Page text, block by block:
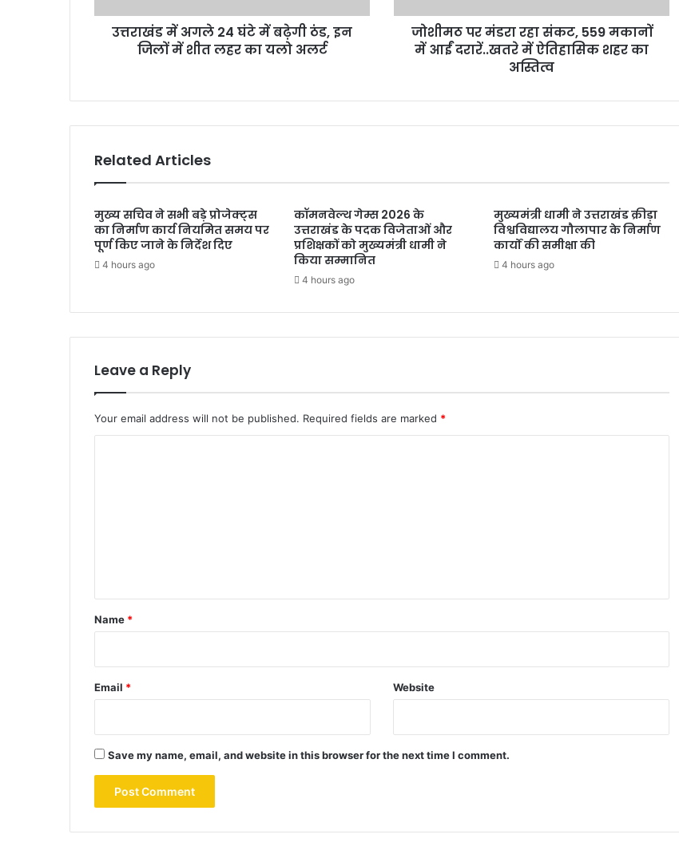
इन
जिलों
का
उत्तराखंड में अगले 24 घंटे में बढ़ेगी ठंड, इन
जिलों में शीत लहर का यलो अलर्ट
आईं
दरारें..खतरे
का
जोशीमठ पर मंडरा रहा संकट, 559 मकानों
में आईं दरारें..खतरे में ऐतिहासिक शहर का
अस्तित्व
Related Articles
मुख्य सचिव ने सभी बड़े प्रोजेक्ट्स
का निर्माण कार्य नियमित समय पर
पूर्ण किए जाने के निर्देश दिए
4 hours ago
कॉमनवेल्थ गेम्स 2026 के
उत्तराखंड के पदक विजेताओं और
प्रशिक्षकों को मुख्यमंत्री धामी ने
किया सम्मानित
4 hours ago
मुख्यमंत्री धामी ने उत्तराखंड क्रीड़ा
विश्वविद्यालय गौलापार के निर्माण
कार्यों की समीक्षा की
4 hours ago
Leave a Reply
Your email address will not be published. Required fields are marked *
*
Name *
Email * Website
Save my name, email, and website in this browser for the next time I comment.